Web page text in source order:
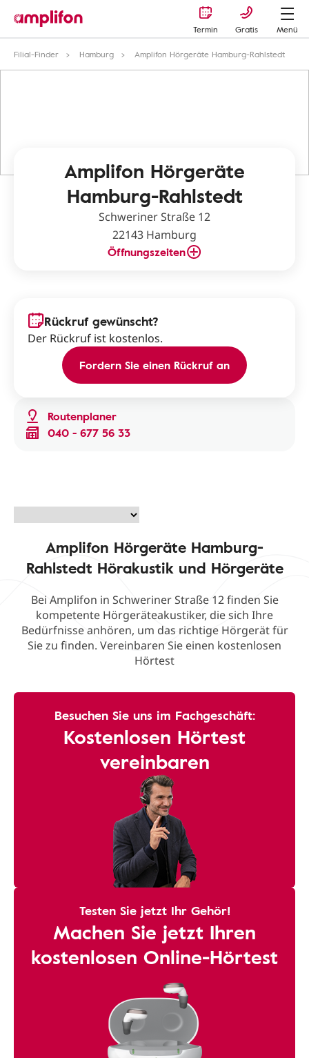
Termin Gratis
Menü
Filial-Finder
Hamburg Amplifon Hörgeräte Hamburg-Rahlstedt
Amplifon Hörgeräte
Hamburg-Rahlstedt
Schweriner Straße 12
22143 Hamburg
Öffnungszeiten
Routenplaner
040 - 677 56 33
Rückruf gewünscht?
Der Rückruf ist kostenlos.
Fordern Sie einen Rückruf an
Amplifon Hörgeräte Hamburg-
Rahlstedt Hörakustik und Hörgeräte
Bei Amplifon in Schweriner Straße 12 finden Sie
kompetente Hörgeräteakustiker, die sich Ihre
Bedürfnisse anhören, um das richtige Hörgerät für
Sie zu finden. Vereinbaren Sie einen kostenlosen
Hörtest
Besuchen Sie uns im Fachgeschäft:
Kostenlosen Hörtest
vereinbaren
Testen Sie jetzt Ihr Gehör!
Machen Sie jetzt Ihren
kostenlosen Online-Hörtest